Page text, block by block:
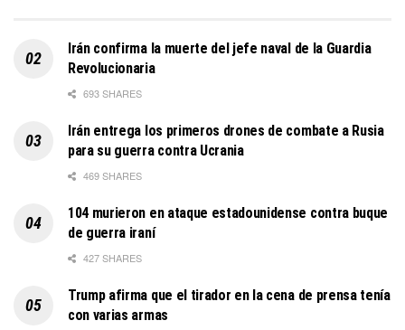
Irán confirma la muerte del jefe naval de la Guardia
Revolucionaria
693 SHARES
Irán entrega los primeros drones de combate a Rusia
para su guerra contra Ucrania
469 SHARES
104 murieron en ataque estadounidense contra buque
de guerra iraní
427 SHARES
Trump afirma que el tirador en la cena de prensa tenía
con varias armas